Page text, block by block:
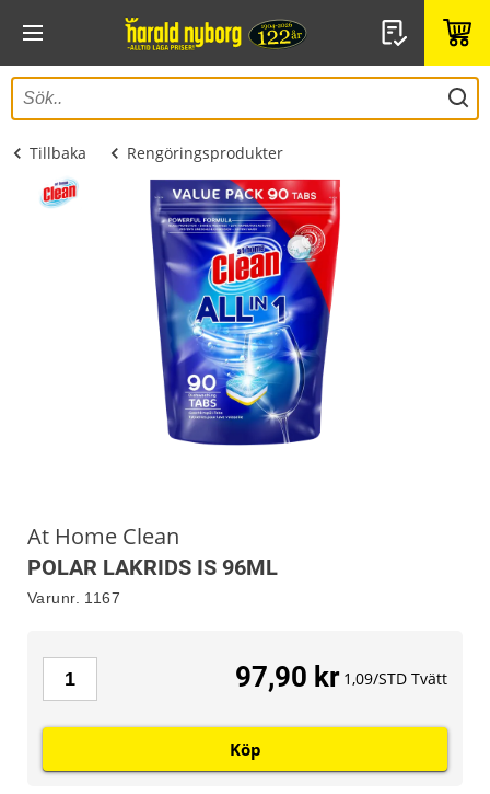
Tillbaka Rengöringsprodukter
At Home Clean
POLAR LAKRIDS IS 96ML
Varunr. 1167
97,90 kr 1,09/STD Tvätt
Köp